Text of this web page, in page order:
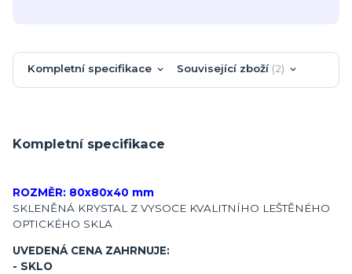
Kompletní specifikace Související zboží 2
Kompletní specifikace
ROZMĚR: 80x80x40 mm
SKLENĚNÁ KRYSTAL Z VYSOCE KVALITNÍHO LEŠTĚNÉHO
OPTICKÉHO SKLA
UVEDENÁ CENA ZAHRNUJE:
- SKLO